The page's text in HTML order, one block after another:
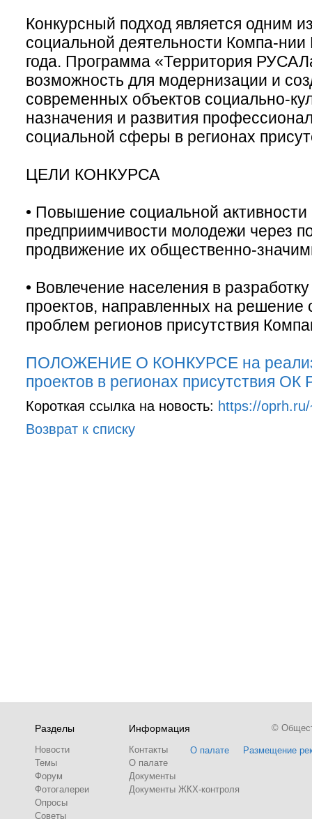
Конкурсный подход является одним
социальной деятельности Компа-
года. Программа «Территория
возможность для модернизации и
современных объектов социально-
назначения и развития
социальной сферы в регионах
ЦЕЛИ КОНКУРСА
• Повышение социальной активности
предприимчивости молодежи через
продвижение их общественно-
• Вовлечение населения в
проектов, направленных на решение
проблем регионов присутствия
ПОЛОЖЕНИЕ О КОНКУРСЕ на
проектов в регионах присутствия
Короткая ссылка на новость: https://
Возврат к списку
Разделы
Новости
Темы
Форум
Фотогалереи
Опросы
Советы
Информация
Контакты
О палате
Документы
Документы ЖКХ-контроля
О палате Размещение
©